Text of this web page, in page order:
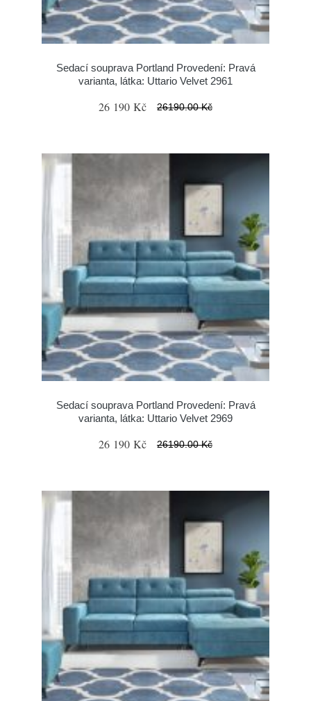
Sedací souprava Portland Provedení: Pravá
varianta, látka: Uttario Velvet 2961
26 190 Kč 26190.00 Kč
Sedací souprava Portland Provedení: Pravá
varianta, látka: Uttario Velvet 2969
26 190 Kč 26190.00 Kč